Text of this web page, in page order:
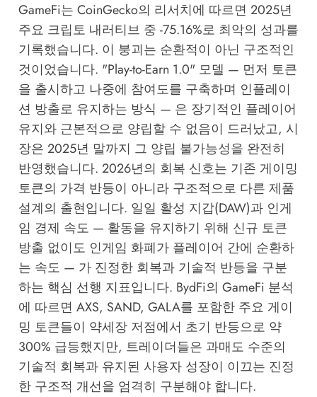
GameFi는 CoinGecko의 리서치에 따르면 2025년
주요 크립토 내러티브 중 -75.16%로 최악의 성과를
기록했습니다. 이 붕괴는 순환적이 아닌 구조적인
것이었습니다. "Play-to-Earn 1.0" 모델 — 먼저 토큰
을 출시하고 나중에 참여도를 구축하며 인플레이
션 방출로 유지하는 방식 — 은 장기적인 플레이어
유지와 근본적으로 양립할 수 없음이 드러났고, 시
장은 2025년 말까지 그 양립 불가능성을 완전히
반영했습니다. 2026년의 회복 신호는 기존 게이밍
토큰의 가격 반등이 아니라 구조적으로 다른 제품
설계의 출현입니다. 일일 활성 지갑(DAW)과 인게
임 경제 속도 — 활동을 유지하기 위해 신규 토큰
방출 없이도 인게임 화폐가 플레이어 간에 순환하
는 속도 — 가 진정한 회복과 기술적 반등을 구분
하는 핵심 선행 지표입니다. BydFi의 GameFi 분석
에 따르면 AXS, SAND, GALA를 포함한 주요 게이
밍 토큰들이 약세장 저점에서 초기 반등으로 약
300% 급등했지만, 트레이더들은 과매도 수준의
기술적 회복과 유지된 사용자 성장이 이끄는 진정
한 구조적 개선을 엄격히 구분해야 합니다.